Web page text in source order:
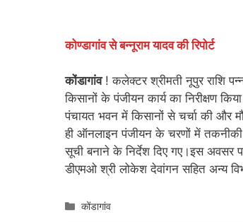
कोण्डागांव से बन्नूराम यादव की रिपोर्ट
कोंडागांव! कलेक्टर श्रीमती नूपुर राशि
किसानों के पंजीयन कार्य का निरीक्षण
पंचायत भवन में किसानों से चर्चा की और
ही ऑनलाइन पंजीयन के चरणों में
सूची बनाने के निर्देश दिए गए।इस अवसर
डीएमओ श्री लोकेश देवांगन सहित अन्य
Categories
कोंडागांव